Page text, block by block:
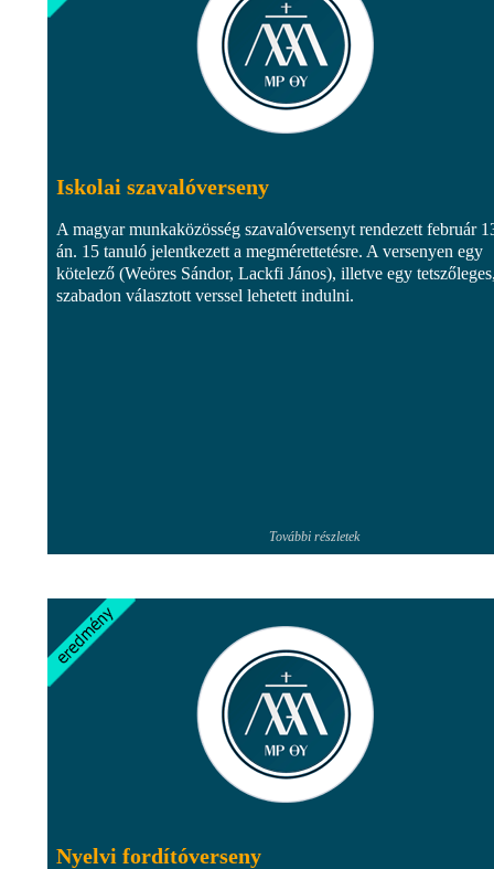
Iskolai szavalóverseny
A magyar munkaközösség szavalóversenyt rendezett február
án. 15 tanuló jelentkezett a megmérettetésre. A versenyen egy
kötelező (Weöres Sándor, Lackfi János), illetve egy
szabadon választott verssel lehetett indulni.
További részletek
Nyelvi fordítóverseny